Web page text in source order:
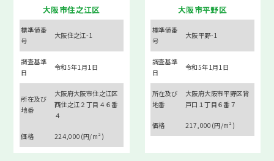
大阪市住之江区
標準値番
号
大阪住之江-1
調査基準
日
令和5年1月1日
所在及び
地番
大阪府大阪市住之江区
西住之江２丁目４６番
４
価格 224,000(円/m²)
大阪市平野区
標準値番
号
大阪平野-1
調査基準
日
令和5年1月1日
所在及び
地番
大阪府大阪市平野区背
戸口１丁目６番７
価格 217,000(円/m²)